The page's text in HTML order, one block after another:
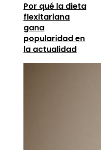
Por qué la dieta
flexitariana
gana
popularidad en
la actualidad